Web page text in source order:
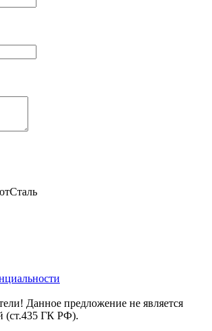
Данное предложение не является
(ст.435 ГК РФ).